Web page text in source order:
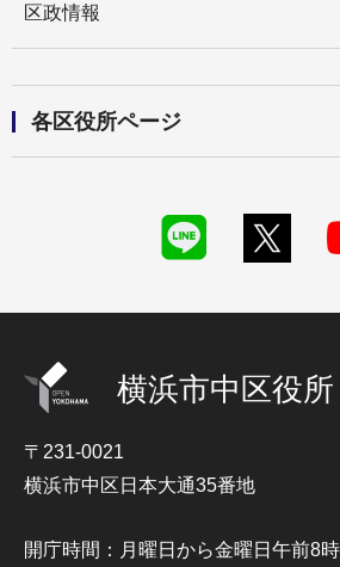
区政情報
各区役所ページ
横浜市中区役所
〒231-0021
横浜市中区日本大通35番地
開庁時間：月曜日から金曜日午前8